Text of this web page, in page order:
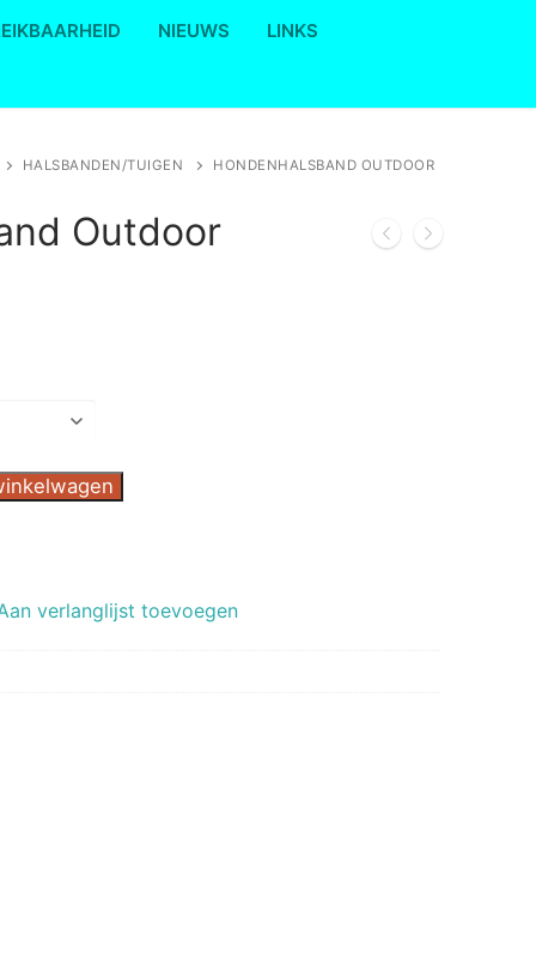
NIEUWS LINKS
HALSBANDEN/TUIGEN
HONDENHALSBAND OUTDOOR
Outdoor
verlanglijst toevoegen